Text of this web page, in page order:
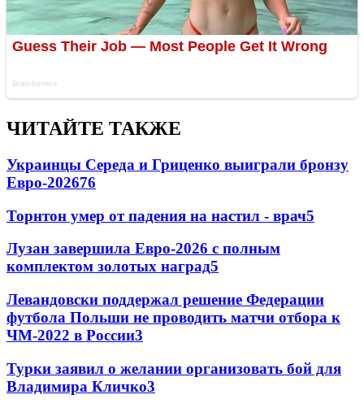
ЧИТАЙТЕ ТАКЖЕ
Украинцы Середа и Гриценко выиграли бронзу
Евро-202676
Торнтон умер от падения на настил - врач5
Лузан завершила Евро-2026 с полным
комплектом золотых наград5
Левандовски поддержал решение Федерации
футбола Польши не проводить матчи отбора к
ЧМ-2022 в России3
Турки заявил о желании организовать бой для
Владимира Кличко3